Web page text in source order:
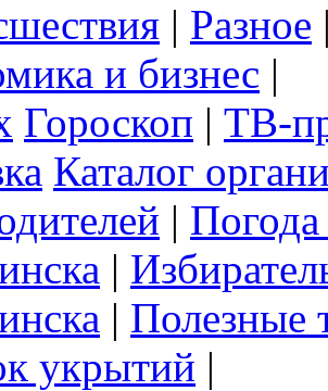
| Разное
и бизнес |
Гороскоп | ТВ-
Каталог
|
|
| Полезные
укрытий |